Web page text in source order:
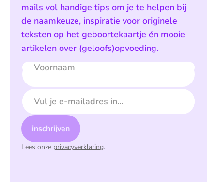
mails vol handige tips om je te helpen bij
de naamkeuze, inspiratie voor originele
teksten op het geboortekaartje én mooie
artikelen over (geloofs)opvoeding.
Voornaam
E-mailadres
inschrijven
Lees onze privacyverklaring.